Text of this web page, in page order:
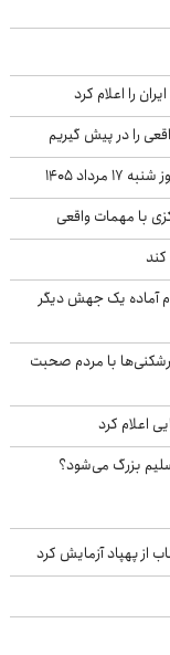
را اعلام کرد
را در پیش گیریم
۱۴۰۵
۱۷ مرداد ۱۴۰۵/ بازار سهام آماده یک جهش دیگر
با مردم صحبت
اعلام کرد
بزرگ می‌شود؟
از پهپاد آزمایش کرد